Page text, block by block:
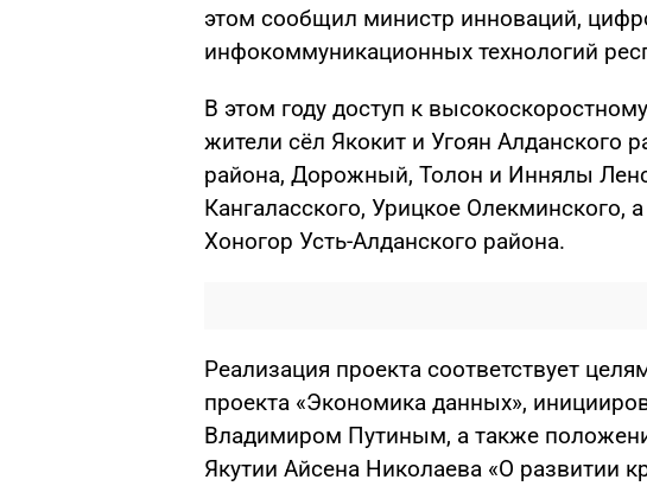
этом сообщил министр инноваций,
инфокоммуникационных технологий
В этом году доступ к
жители сёл Якокит и Угоян Алданского
района, Дорожный, Толон и Иннялы
Кангаласского, Урицкое Олекминского,
Хоногор Усть-Алданского района.
Реализация проекта соответствует
проекта «Экономика данных»,
Владимиром Путиным, а также
Якутии Айсена Николаева «О развитии